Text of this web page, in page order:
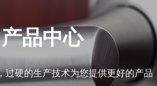
产品中心
，过硬的生产技术为您提供更好的产品